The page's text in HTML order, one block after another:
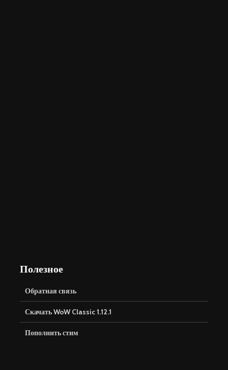
Полезное
Обратная связь
Скачать WoW Classic 1.12.1
Пополнить стим